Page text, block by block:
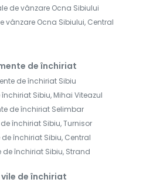
de vânzare Ocna Sibiului
vânzare Ocna Sibiului, Central
de închiriat
de închiriat Sibiu
Sibiu, Mihai Viteazul
de închiriat Selimbar
închiriat Sibiu, Turnisor
închiriat Sibiu, Central
închiriat Sibiu, Strand
vile de închiriat